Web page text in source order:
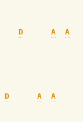
D A
A
D A
A